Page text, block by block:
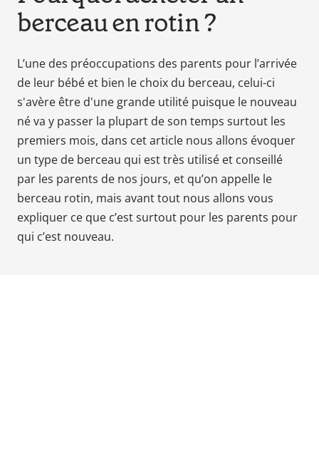
Babyphones,
coussins
et
ciel
de
lit
berceau en rotin ?
L’une des préoccupations des parents pour l’arrivée
de leur bébé et bien le choix du berceau, celui-ci
s'avère être d'une grande utilité puisque le nouveau
né va y passer la plupart de son temps surtout les
premiers mois, dans cet article nous allons évoquer
un type de berceau qui est très utilisé et conseillé
par les parents de nos jours, et qu’on appelle le
berceau rotin, mais avant tout nous allons vous
expliquer ce que c’est surtout pour les parents pour
qui c’est nouveau.